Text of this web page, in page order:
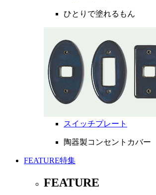
ひとりで塗れるもん
スイッチプレート
陶器製コンセントカバー
FEATURE特集
FEATURE